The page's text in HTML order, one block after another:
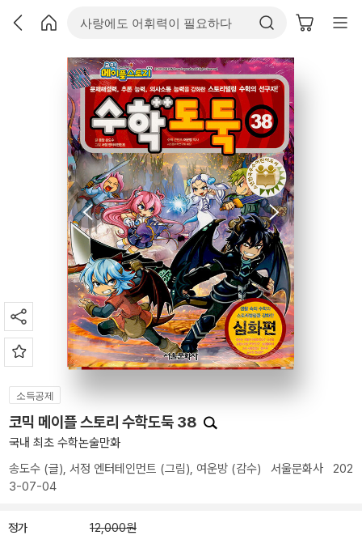
소득공제
코믹 메이플 스토리 수학도둑 38
국내 최초 수학논술만화
송도수 (글), 서정 엔터테인먼트 (그림), 여운방 (감수) 서울문화사 202
3-07-04
정가 12,000원